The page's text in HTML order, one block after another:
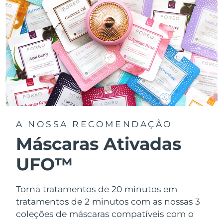
A NOSSA RECOMENDAÇÃO
Máscaras Ativadas
UFO™
Torna tratamentos de 20 minutos em
tratamentos de 2 minutos com as nossas 3
coleções de máscaras compatíveis com o